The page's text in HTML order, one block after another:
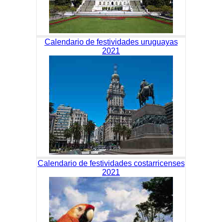
Calendario de festividades uruguayas
2021
Calendario de festividades costarricenses
2021